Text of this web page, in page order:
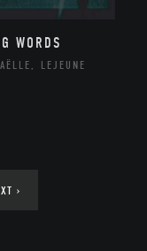
WORDS
LEJEUNE
›